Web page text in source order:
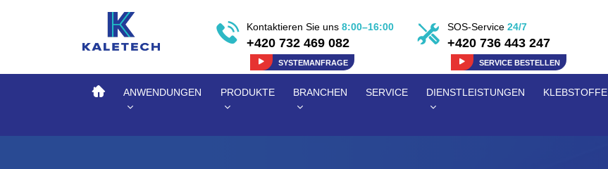
Kontaktieren Sie uns 8:00–16:00
+420 732 469 082
SYSTEMANFRAGE
SOS-Service 24/7
+420 736 443 247
SERVICE BESTELLEN
ANWENDUNGEN PRODUKTE BRANCHEN SERVICE DIENSTLEISTUNGEN KLEBSTOFFE